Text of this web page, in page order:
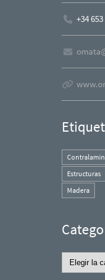
+34
Estructuras
Madera
Categorías